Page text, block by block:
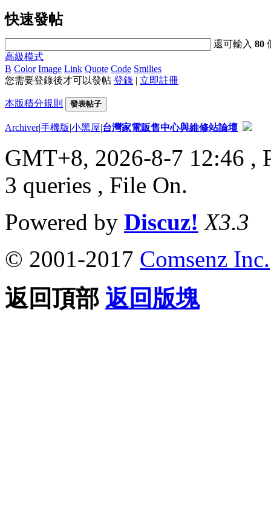
快速發帖
還可輸入80
高級模式
B Color Image Link Quote Code Smilies
您需要登錄後才可以發帖 登錄 | 立即註冊
本版積分規則 發表帖子
Archiver|手機版|小黑屋|台灣家電販售中心與維修站論壇
GMT+8, 2026-8-7 12:46 ,
3 queries , File On.
Powered by Discuz! X3.3
© 2001-2017 Comsenz Inc.
返回頂部 返回版塊